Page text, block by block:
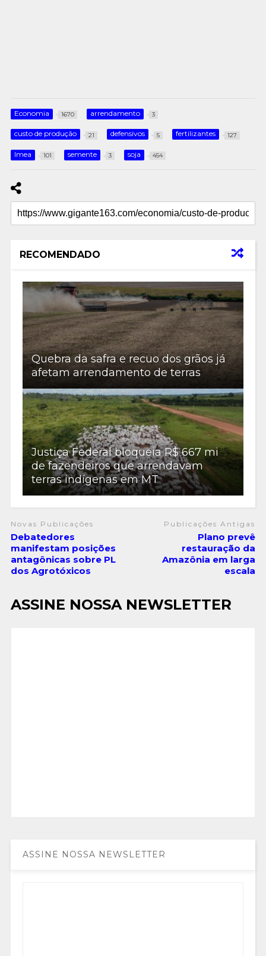
Economia 1670 arrendamento 3
custo de produção 21 defensivos 5 fertilizantes 127
Imea 101 semente 3 soja 454
RECOMENDADO
Quebra da safra e recuo dos grãos já
afetam arrendamento de terras
Justiça Federal bloqueia R$ 667 mi
de fazendeiros que arrendavam
terras indígenas em MT
Novas Publicações
Debatedores
manifestam posições
antagônicas sobre PL
dos Agrotóxicos
Publicações Antigas
Plano prevê
restauração da
Amazônia em larga
escala
ASSINE NOSSA NEWSLETTER
ASSINE NOSSA NEWSLETTER